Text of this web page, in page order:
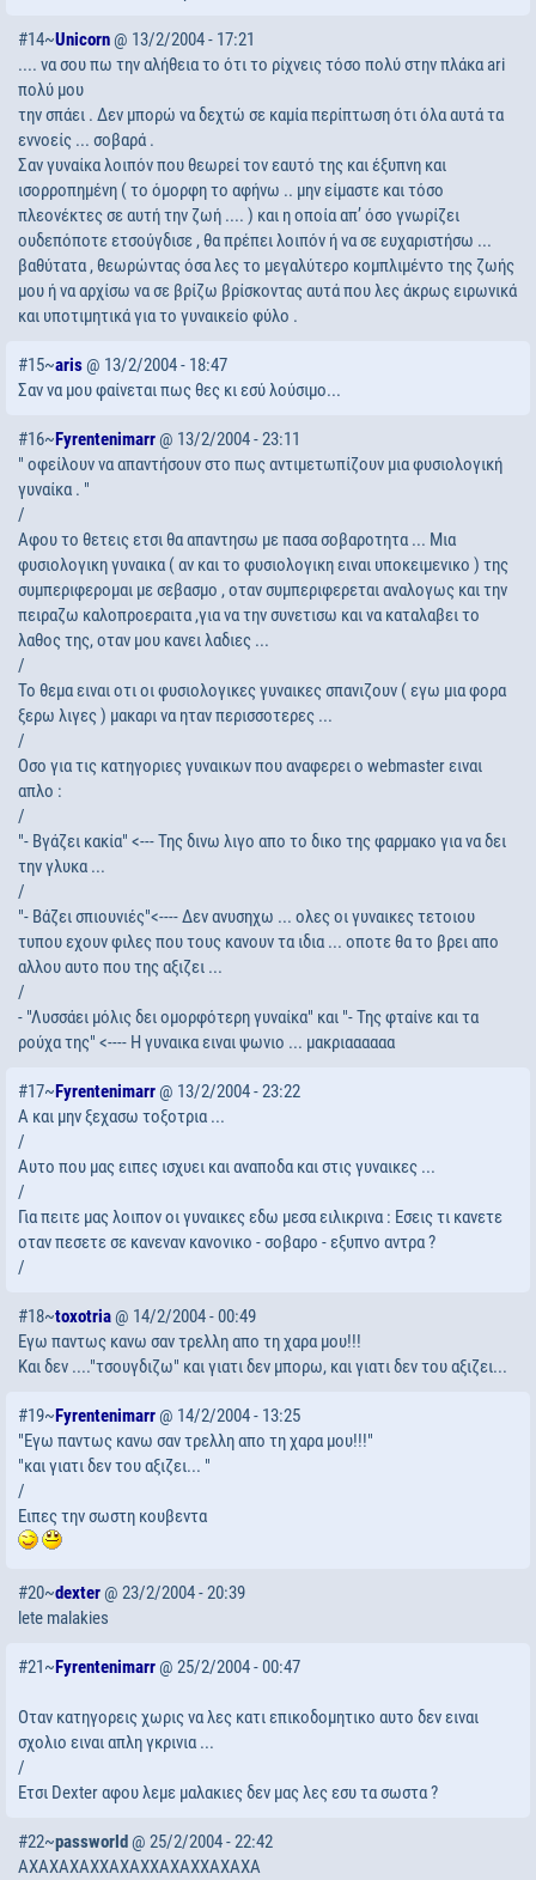
#14~Unicorn @ 13/2/2004 - 17:21
.... να σου πω την αλήθεια το ότι το ρίχνεις τόσο πολύ στην πλάκα ari
πολύ μου
την σπάει . Δεν μπορώ να δεχτώ σε καμία περίπτωση ότι όλα αυτά τα
εννοείς ... σοβαρά .
Σαν γυναίκα λοιπόν που θεωρεί τον εαυτό της και έξυπνη και
ισορροπημένη ( το όμορφη το αφήνω .. μην είμαστε και τόσο
πλεονέκτες σε αυτή την ζωή .... ) και η οποία απ’ όσο γνωρίζει
ουδεπόποτε ετσούγδισε , θα πρέπει λοιπόν ή να σε ευχαριστήσω ...
βαθύτατα , θεωρώντας όσα λες το μεγαλύτερο κομπλιμέντο της ζωής
μου ή να αρχίσω να σε βρίζω βρίσκοντας αυτά που λες άκρως ειρωνικά
και υποτιμητικά για το γυναικείο φύλο .
#15~aris@ 13/2/2004 - 18:47
Σαν να μου φαίνεται πως θες κι εσύ λούσιμο...
#16~ Fyrentenimarr @ 13/2/2004 - 23:11
" οφείλουν να απαντήσουν στο πως αντιμετωπίζουν μια φυσιολογική
γυναίκα . "
/
Aφου το θετεις ετσι θα απαντησω με πασα σοβαροτητα ... Μια
φυσιολογικη γυναικα ( αν και το φυσιολογικη ειναι υποκειμενικο ) της
συμπεριφερομαι με σεβασμο , οταν συμπεριφερεται αναλογως και την
πειραζω καλοπροεραιτα ,για να την συνετισω και να καταλαβει το
λαθος της, οταν μου κανει λαδιες ...
/
Το θεμα ειναι οτι οι φυσιολογικες γυναικες σπανιζουν ( εγω μια φορα
ξερω λιγες ) μακαρι να ηταν περισσοτερες ...
/
Οσο για τις κατηγοριες γυναικων που αναφερει ο webmaster ειναι
απλο :
/
"- Βγάζει κακία" <--- Της δινω λιγο απο το δικο της φαρμακο για να δει
την γλυκα ...
/
"- Βάζει σπιουνιές"<---- Δεν ανυσηχω ... ολες οι γυναικες τετοιου
τυπου εχουν φιλες που τους κανουν τα ιδια ... οποτε θα το βρει απο
αλλου αυτο που της αξιζει ...
/
- "Λυσσάει μόλις δει ομορφότερη γυναίκα" και "- Της φταίνε και τα
ρούχα της" <---- Η γυναικα ειναι ψωνιο ... μακριαααααα
#17~ Fyrentenimarr@ 13/2/2004 - 23:22
A και μην ξεχασω τοξοτρια ...
/
Αυτο που μας ειπες ισχυει και αναποδα και στις γυναικες ...
/
Για πειτε μας λοιπον οι γυναικες εδω μεσα ειλικρινα : Εσεις τι κανετε
οταν πεσετε σε κανεναν κανονικο - σοβαρο - εξυπνο αντρα ?
/
#18~toxotria @ 14/2/2004 - 00:49
Εγω παντως κανω σαν τρελλη απο τη χαρα μου!!!
Και δεν ...."τσουγδιζω" και γιατι δεν μπορω, και γιατι δεν του αξιζει...
#19~ Fyrentenimarr@ 14/2/2004 - 13:25
"Εγω παντως κανω σαν τρελλη απο τη χαρα μου!!!"
"και γιατι δεν του αξιζει... "
/
Eιπες την σωστη κουβεντα
#20~dexter @ 23/2/2004 - 20:39
lete malakies
#21~ Fyrentenimarr@ 25/2/2004 - 00:47
Οταν κατηγορεις χωρις να λες κατι επικοδομητικο αυτο δεν ειναι
σχολιο ειναι απλη γκρινια ...
/
Ετσι Dexter αφου λεμε μαλακιες δεν μας λες εσυ τα σωστα ?
#22~passworld @ 25/2/2004 - 22:42
AXAXAXAXXAXAXXAXAXXAXAXA